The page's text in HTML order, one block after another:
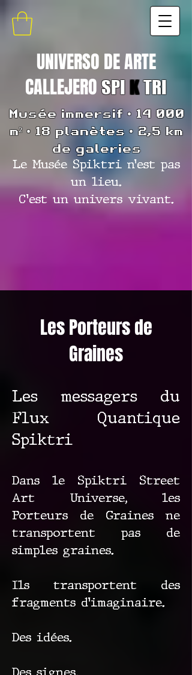
UNIVERSO DE ARTE
CALLEJEROSPI KTRI
Musée immersif • 14 000
m² • 18 planètes • 2,5 km
de galeries
Le Musée Spiktri n’est pas
un lieu.
C’est un univers vivant.
Les Porteurs de
Graines
Les messagers du
Flux Quantique
Spiktri
Dans le Spiktri Street
Art Universe, les
Porteurs de Graines ne
transportent pas de
simples graines.
Ils transportent des
fragments d’imaginaire.
Des idées.